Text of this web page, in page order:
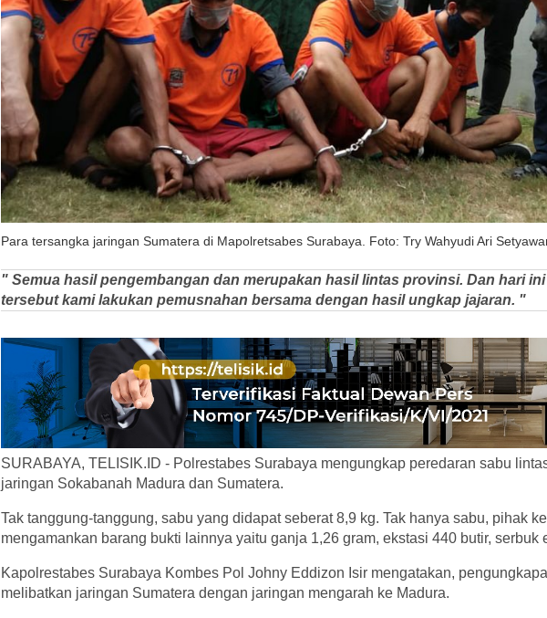
Para tersangka jaringan Sumatera di Mapolretsabes Surabaya. Foto: Try Wahyudi Ari
" Semua hasil pengembangan dan merupakan hasil lintas provinsi. Dan hari
tersebut kami lakukan pemusnahan bersama dengan hasil ungkap jajaran. "
SURABAYA, TELISIK.ID - Polrestabes Surabaya mengungkap peredaran sabu
jaringan Sokabanah Madura dan Sumatera.
Tak tanggung-tanggung, sabu yang didapat seberat 8,9 kg. Tak hanya sabu, pihak
mengamankan barang bukti lainnya yaitu ganja 1,26 gram, ekstasi 440 butir, serbuk
Kapolrestabes Surabaya Kombes Pol Johny Eddizon Isir mengatakan,
melibatkan jaringan Sumatera dengan jaringan mengarah ke Madura.